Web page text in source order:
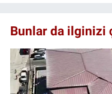
Bunlar da ilginizi